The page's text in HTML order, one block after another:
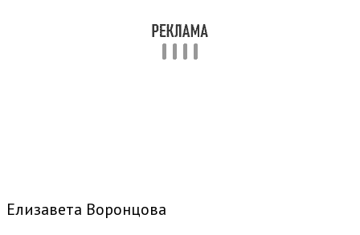
Елизавета Воронцова